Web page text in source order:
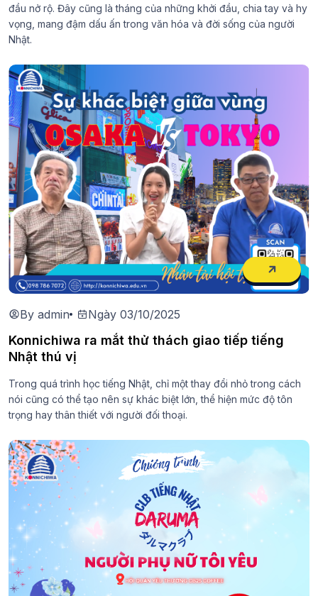
đầu nở rộ. Đây cũng là tháng của những khởi đầu, chia tay và hy
vọng, mang đậm dấu ấn trong văn hóa và đời sống của người
Nhật.
By admin Ngày 03/10/2025
Konnichiwa ra mắt thử thách giao tiếp tiếng
Nhật thú vị
Trong quá trình học tiếng Nhật, chỉ một thay đổi nhỏ trong cách
nói cũng có thể tạo nên sự khác biệt lớn, thể hiện mức độ tôn
trọng hay thân thiết với người đối thoại.